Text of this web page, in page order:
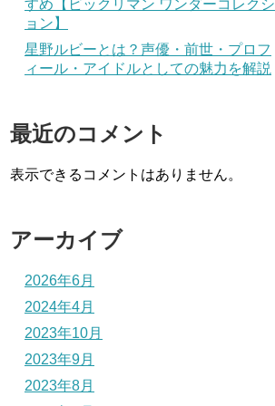
すめ【ビックリマン ワンダーコレクシ
ョン】
星野ルビーとは？声優・前世・プロフ
ィール・アイドルとしての魅力を解説
最近のコメント
表示できるコメントはありません。
アーカイブ
2026年6月
2024年4月
2023年10月
2023年9月
2023年8月